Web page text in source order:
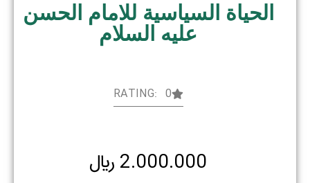
الحیاة السیاسیة للامام الحسن
علیه السلام
RATING: 0
2.000.000 ﷼